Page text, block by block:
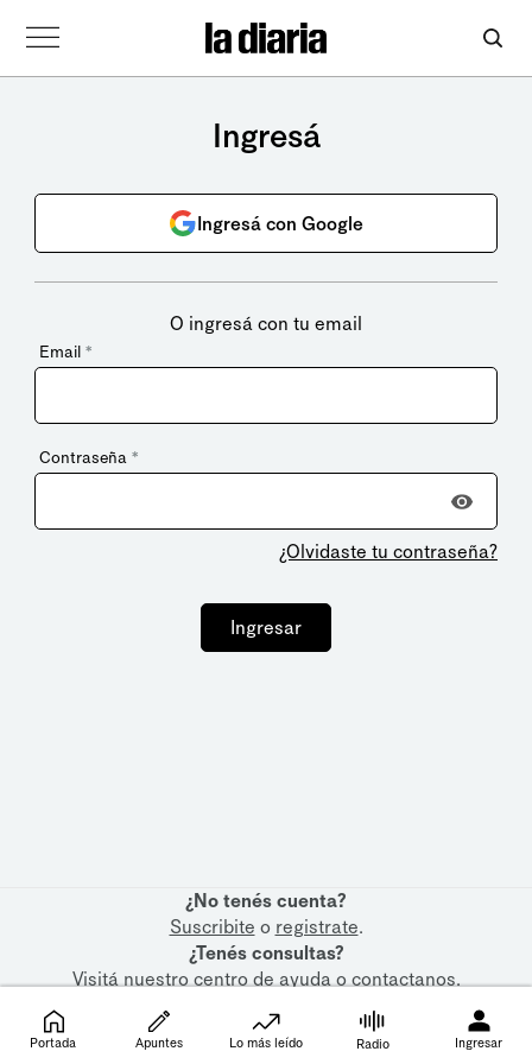
Ingresá
Ingresá con Google
O ingresá con tu email
Email *
Contraseña *
¿Olvidaste tu contraseña?
Ingresar
¿No tenés cuenta?
Suscribite o registrate.
¿Tenés consultas?
Visitá nuestrocentro de ayudaocontactanos.
Portada Apuntes Lo más leído Radio Ingresar